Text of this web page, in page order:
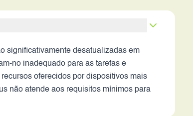
significativamente desatualizadas em
no inadequado para as tarefas e
oferecidos por dispositivos mais
não atende aos requisitos mínimos para